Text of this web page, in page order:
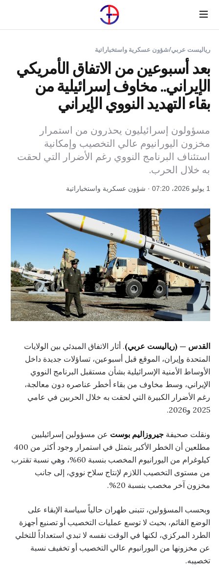
Menu
رياليست عربي/شؤون عسكرية واستخباراتية
بعد أسبوعين من الاتفاق الأمريكي
الإيراني.. مخاوف إسرائيلية من
بقاء التهديد النووي الإيراني
مسؤولون إسرائيليون يحذرون من استمرار
مخزون اليورانيوم عالي التخصيب وإمكانية
استئناف البرنامج النووي رغم الأضرار التي لحقت
به خلال الحرب.
1 يوليو 2026، 07:20 · شؤون عسكرية واستخباراتية
القدس — (رياليست عربي). أثار الاتفاق المبدئي بين الولايات
المتحدة وإيران، الموقع قبل أسبوعين، تساؤلات جديدة داخل
الأوساط الأمنية الإسرائيلية بشأن مستقبل البرنامج النووي
الإيراني، وسط مخاوف من بقاء أخطر عناصره دون معالجة،
رغم الأضرار الكبيرة التي لحقت به خلال الحربين في عامي
2025 و2026.
ونقلت صحيفة جيروزاليم بوست عن مسؤولين إسرائيليين
مطلعين أن الخطر الأكبر يتمثل في استمرار وجود أكثر من 400
كيلوغرام من اليورانيوم المخصب بنسبة 60%، وهي نسبة تقترب
من مستوى التخصيب اللازم لإنتاج سلاح نووي، إلى جانب
مخزون آخر مخصب بنسبة 20%.
وبحسب المسؤولين، تتبنى طهران حالياً سياسة الإبقاء على
الوضع القائم، بحيث لا توسع عمليات التخصيب أو تصنيع أجهزة
الطرد المركزي، لكنها في الوقت نفسه لا تبدي استعداداً للتخلي
عن مخزونها من اليورانيوم عالي التخصيب أو تخفيف نسبة
تخصيبه.